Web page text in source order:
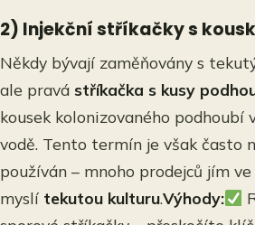
2) Injekční stříkačky s
Někdy bývají zaměňovány s
ale pravá stříkačka s kusy
kousek kolonizovaného podhoubí
vodě. Tento termín je však často
používán – mnoho prodejců jím
myslí tekutou kulturu.Výhody: